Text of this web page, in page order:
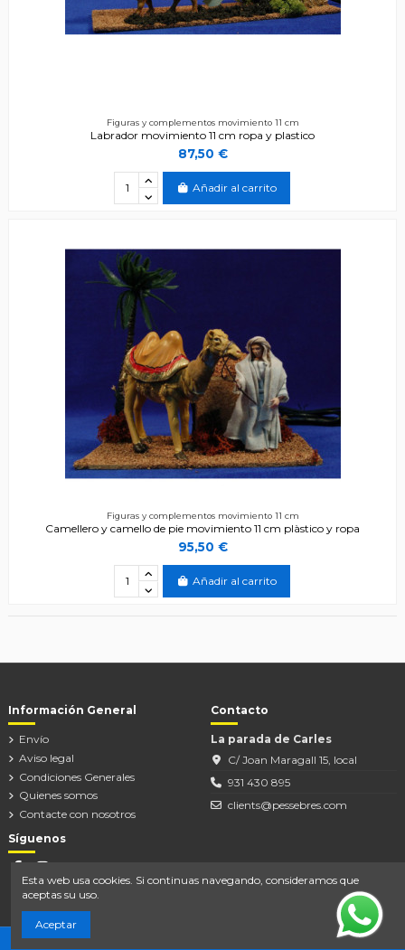
Figuras y complementos movimiento 11 cm
Labrador movimiento 11 cm ropa y plastico
87,50 €
Añadir al carrito
Figuras y complementos movimiento 11 cm
Camellero y camello de pie movimiento 11 cm plàstico y ropa
95,50 €
Añadir al carrito
Información General
Envío
Aviso legal
Condiciones Generales
Quienes somos
Contacte con nosotros
Contacto
La parada de Carles
C/ Joan Maragall 15, local
931 430 895
clients@pessebres.com
Síguenos
Esta web usa cookies. Si continuas navegando, consideramos que
aceptas su uso.
Aceptar